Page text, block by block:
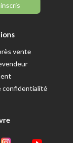
vente
confidentialité